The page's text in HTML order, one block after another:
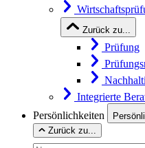
Zurück zu...
Prüfung
Integrierte
Persönlichkeiten
Zurück zu...